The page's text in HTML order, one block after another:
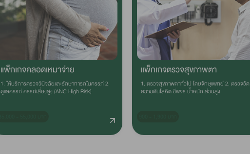
แพ็กเกจคลอดเหมาจ่าย
1. ให้บริการตรวจวินิจฉัยและรักษาทารกในครรภ์ 2.
ดูแลครรภ์ ครรภ์เสี่ยงสูง (ANC High Risk)
แพ็กเกจตรวจสุขภาพตา
1. ตรวจสุขภาพตาทั่วไป โดยจักษุแพทย์ 2. ตรวจวัด
ความดันโลหิต ชีพจร น้ําหนัก ส่วนสูง